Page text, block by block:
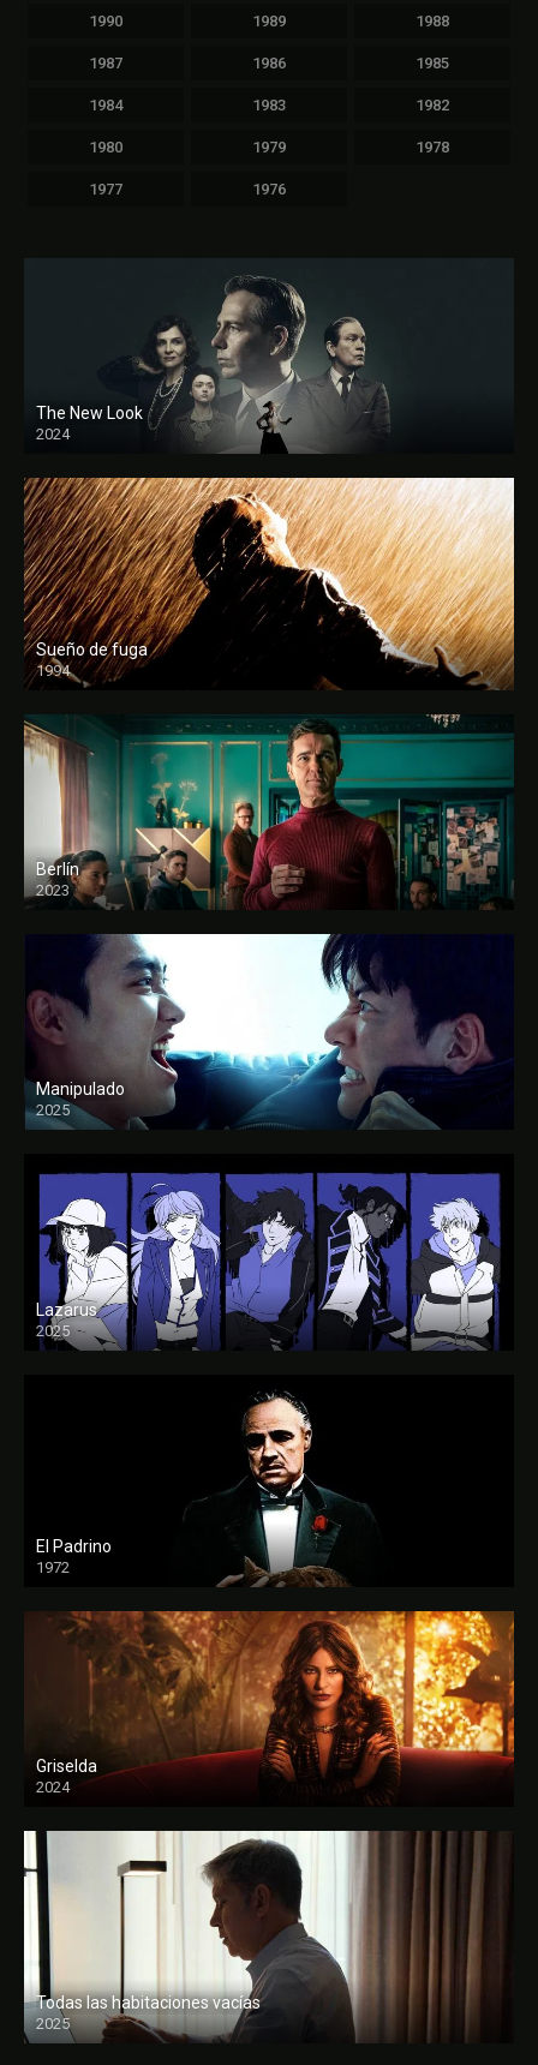
1990 1989 1988
1987 1986 1985
1984 1983 1982
1980 1979 1978
1977 1976
The New Look
2024
Sueño de fuga
1994
FULL HD
Berlín
2023
Manipulado
2025
Lazarus
2025
El Padrino
1972
FULL HD
Griselda
2024
Todas las habitaciones vacías
2025
FULL HD